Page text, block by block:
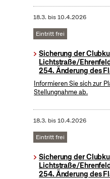
18.3. bis10.4.2026
Eintritt frei
Sicherung der
Lichtstraße/
254. Änderung des
Informieren Sie sich zur
Stellungnahme ab.
18.3. bis10.4.2026
Eintritt frei
Sicherung der
Lichtstraße/
254. Änderung des